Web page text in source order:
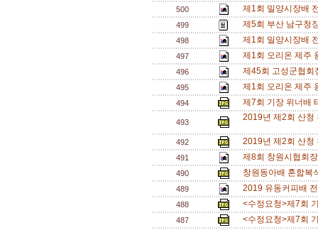
500 제1회 밀양시장배
499 제5회 부산 남구청
498 제1회 밀양시장배
497 제1회 오리온 제주
496 제45회 고성군협
495 제1회 오리온 제주
494 제7회 기장 위너배
493 2019년 제2회 산청
492 2019년 제2회 산
491 제8회 창원시협회
490 창원동아배 혼합복
489 2019 유동커피배
488 <수정요청>제7회
487 <수정요청>제7회